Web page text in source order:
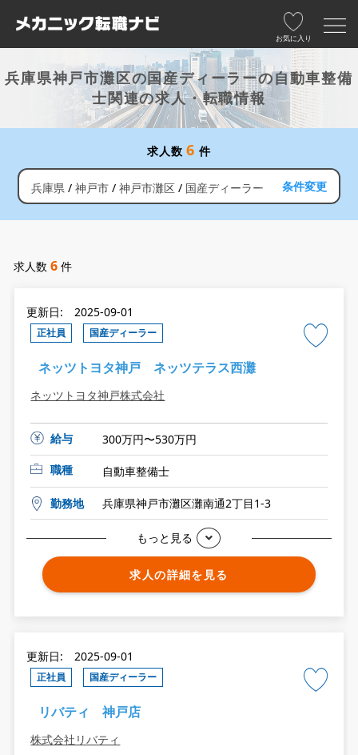
お気に入り
兵庫県神戸市灘区の国産ディーラーの自動車整備
士関連の求人・転職情報
求人数 6 件
兵庫県 神戸市 神戸市灘区 国産ディーラー 条件変更
求人数6 件
更新日: 2025-09-01
正社員 国産ディーラー
ネッツトヨタ神戸 ネッツテラス西灘
ネッツトヨタ神戸株式会社
給与
300万円〜530万円
職種
自動車整備士
勤務地 兵庫県神戸市灘区灘南通2丁目1-3
もっと見る
求人の詳細を見る
更新日: 2025-09-01
正社員 国産ディーラー
リバティ 神戸店
株式会社リバティ